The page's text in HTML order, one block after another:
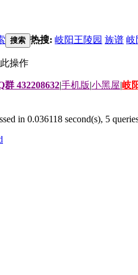
搜索 热搜: 岐阳王陵园 族谱 岐
操作
432208632|手机版|小黑屋|岐
in 0.036118 second(s), 5